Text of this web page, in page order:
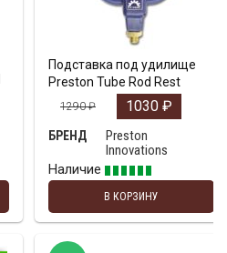
Подставка под удилище
Preston Tube Rod Rest
1290₽ 1030 ₽
БРЕНД
Preston
Innovations
Наличие
В КОРЗИНУ